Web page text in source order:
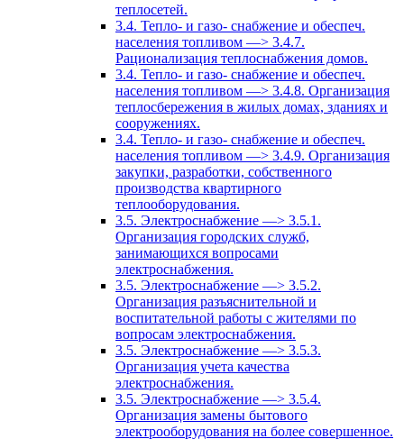
теплосетей.
3.4. Тепло- и газо- снабжение и обеспеч.
населения топливом —> 3.4.7.
Рационализация теплоснабжения домов.
3.4. Тепло- и газо- снабжение и обеспеч.
населения топливом —> 3.4.8. Организация
теплосбережения в жилых домах, зданиях и
сооружениях.
3.4. Тепло- и газо- снабжение и обеспеч.
населения топливом —> 3.4.9. Организация
закупки, разработки, собственного
производства квартирного
теплооборудования.
3.5. Электроснабжение —> 3.5.1.
Организация городских служб,
занимающихся вопросами
электроснабжения.
3.5. Электроснабжение —> 3.5.2.
Организация разъяснительной и
воспитательной работы с жителями по
вопросам электроснабжения.
3.5. Электроснабжение —> 3.5.3.
Организация учета качества
электроснабжения.
3.5. Электроснабжение —> 3.5.4.
Организация замены бытового
электрооборудования на более совершенное.